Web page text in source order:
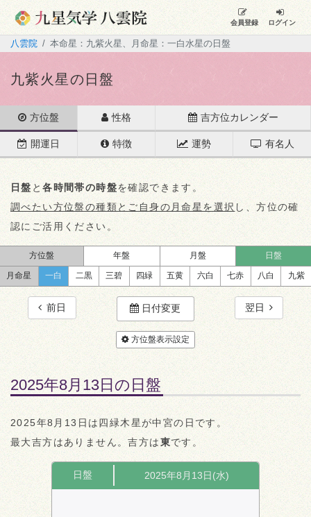
会員登録 ログイン
八雲院 本命星：九紫火星、月命星：一白水星の日盤
九紫火星の日盤
方位盤 性格 吉方位カレンダー
開運日 特徴 運勢 有名人
日盤 と各時間帯の時盤を確認できます。
調べたい方位盤の種類とご自身の月命星を選択 し、方位の確
認にご活用ください。
方位盤 年盤 月盤 日盤
月命星 一白 二黒 三碧 四緑 五黄 六白 七赤 八白 九紫
前日 日付変更 翌日
方位盤表示設定
2025年8月13日の日盤
2025年8月13日は四緑木星が中宮の日です。
最大吉方はありません。吉方は東です。
日盤 2025年8月13日(水)